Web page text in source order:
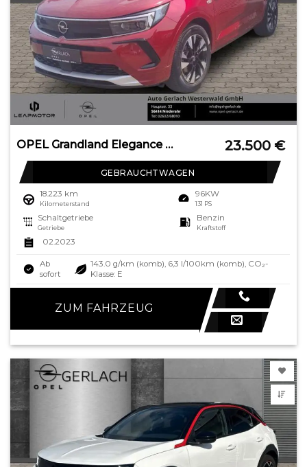
OPEL Grandland Elegance AHK-abnehmbar Navi 360 Kamera 23.500 €
GEBRAUCHTWAGEN
18.223 km
Kilometerstand
96KW
131 PS
Schaltgetriebe
Getriebe
Benzin
Kraftstoff
02.2023
Ab
sofort
143.0 g/km (komb), 6,3 l/100km (komb), CO₂-
Klasse: E
ZUM FAHRZEUG